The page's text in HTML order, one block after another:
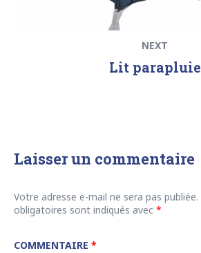
NEXT
Lit parapluie
Laisser un commentaire
Votre adresse e-mail ne sera pas publiée.
obligatoires sont indiqués avec *
COMMENTAIRE *